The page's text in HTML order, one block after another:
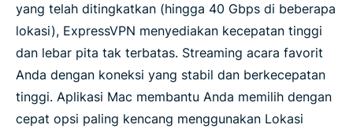
yang telah ditingkatkan (hingga 40 Gbps di beberapa
lokasi), ExpressVPN menyediakan kecepatan tinggi
dan lebar pita tak terbatas. Streaming acara favorit
Anda dengan koneksi yang stabil dan berkecepatan
tinggi. Aplikasi Mac membantu Anda memilih dengan
cepat opsi paling kencang menggunakan Lokasi